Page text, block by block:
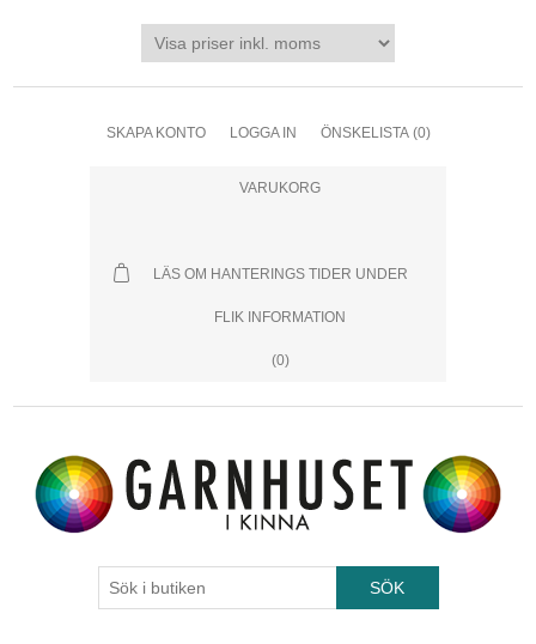
SKAPA KONTO LOGGA IN ÖNSKELISTA (0)
VARUKORG
LÄS OM HANTERINGS TIDER UNDER
FLIK INFORMATION
(0)